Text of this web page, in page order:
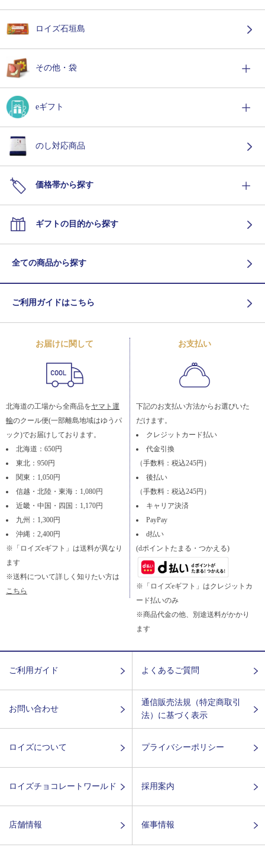
ロイズ石垣島
その他・袋
eギフト
のし対応商品
価格帯から探す
ギフトの目的から探す
全ての商品から探す
ご利用ガイドはこちら
お届けに関して
北海道の工場から全商品をヤマト運
輸のクール便(一部離島地域はゆうパ
ック)でお届けしております。
北海道：650円
東北：950円
関東：1,050円
信越・北陸・東海：1,080円
近畿・中国・四国：1,170円
九州：1,300円
沖縄：2,400円
※「ロイズeギフト」は送料が異なり
ます
※送料について詳しく知りたい方は
こちら
お支払い
下記のお支払い方法からお選びいた
だけます。
クレジットカード払い
代金引換
（手数料：税込245円）
後払い
（手数料：税込245円）
キャリア決済
PayPay
d払い
(dポイントたまる・つかえる)
※「ロイズeギフト」はクレジットカ
ード払いのみ
※商品代金の他、別途送料がかかり
ます
ご利用ガイド よくあるご質問
お問い合わせ
通信販売法規（特定商取引
法）に基づく表示
ロイズについて プライバシーポリシー
ロイズチョコレートワールド 採用案内
店舗情報 催事情報